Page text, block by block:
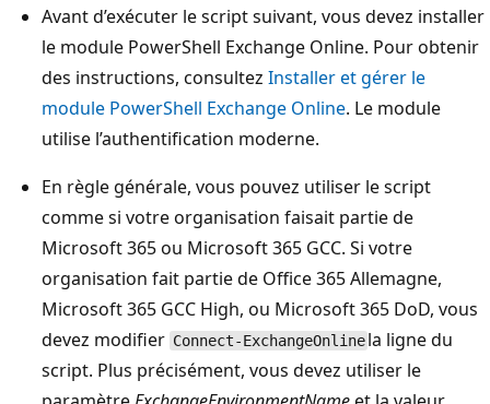
Avant d’exécuter le script suivant, vous devez installer
le module PowerShell Exchange Online. Pour obtenir
des instructions, consultez Installer et gérer le
module PowerShell Exchange Online. Le module
utilise l’authentification moderne.
En règle générale, vous pouvez utiliser le script
comme si votre organisation faisait partie de
Microsoft 365 ou Microsoft 365 GCC. Si votre
organisation fait partie de Office 365 Allemagne,
Microsoft 365 GCC High, ou Microsoft 365 DoD, vous
devez modifier Connect-ExchangeOnline la ligne du
script. Plus précisément, vous devez utiliser le